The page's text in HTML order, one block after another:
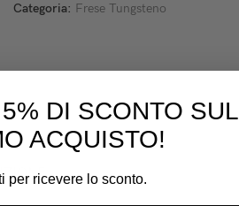
Categoria: Frese Tungsteno
DI SCONTO SUL
ACQUISTO!
per ricevere lo sconto.